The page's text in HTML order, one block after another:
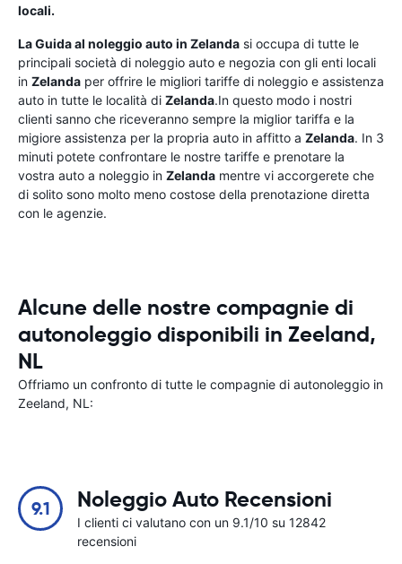
locali.
La Guida al noleggio auto in Zelanda si occupa di tutte le
principali società di noleggio auto e negozia con gli enti locali
in Zelanda per offrire le migliori tariffe di noleggio e assistenza
auto in tutte le località di Zelanda.In questo modo i nostri
clienti sanno che riceveranno sempre la miglior tariffa e la
migiore assistenza per la propria auto in affitto a Zelanda. In 3
minuti potete confrontare le nostre tariffe e prenotare la
vostra auto a noleggio in Zelanda mentre vi accorgerete che
di solito sono molto meno costose della prenotazione diretta
con le agenzie.
Alcune delle nostre compagnie di
autonoleggio disponibili in Zeeland,
NL
Offriamo un confronto di tutte le compagnie di autonoleggio in
Zeeland, NL:
9.1 Noleggio Auto Recensioni
I clienti ci valutano con un 9.1/10 su 12842
recensioni